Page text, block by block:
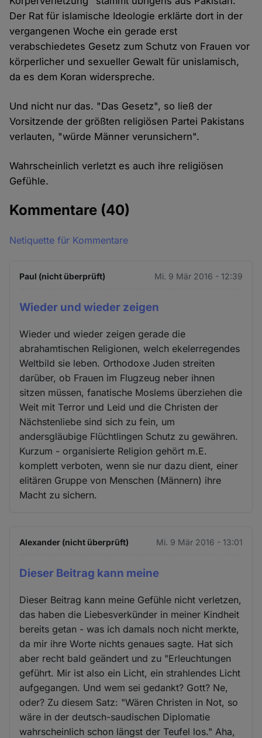
Der Rat für islamische Ideologie erklärte dort in der
vergangenen Woche ein gerade erst
verabschiedetes Gesetz zum Schutz von Frauen vor
körperlicher und sexueller Gewalt für unislamisch,
da es dem Koran widerspreche.
Und nicht nur das. "Das Gesetz", so ließ der
Vorsitzende der größten religiösen Partei Pakistans
verlauten, "würde Männer verunsichern".
Wahrscheinlich verletzt es auch ihre religiösen
Gefühle.
Kommentare (40)
Netiquette für Kommentare
Paul (nicht überprüft) Mi. 9 Mär 2016 - 12:39
Wieder und wieder zeigen
Wieder und wieder zeigen gerade die
abrahamtischen Religionen, welch ekelerregendes
Weltbild sie leben. Orthodoxe Juden streiten
darüber, ob Frauen im Flugzeug neber ihnen
sitzen müssen, fanatische Moslems überziehen die
Weit mit Terror und Leid und die Christen der
Nächstenliebe sind sich zu fein, um
andersgläubige Flüchtlingen Schutz zu gewähren.
Kurzum - organisierte Religion gehört m.E.
komplett verboten, wenn sie nur dazu dient, einer
elitären Gruppe von Menschen (Männern) ihre
Macht zu sichern.
Alexander (nicht überprüft) Mi. 9 Mär 2016 - 13:01
Dieser Beitrag kann meine
Dieser Beitrag kann meine Gefühle nicht verletzen,
das haben die Liebesverkünder in meiner Kindheit
bereits getan - was ich damals noch nicht merkte,
da mir ihre Worte nichts genaues sagte. Hat sich
aber recht bald geändert und zu "Erleuchtungen
geführt. Mir ist also ein Licht, ein strahlendes Licht
aufgegangen. Und wem sei gedankt? Gott? Ne,
oder? Zu diesem Satz: "Wären Christen in Not, so
wäre in der deutsch-saudischen Diplomatie
wahrscheinlich schon längst der Teufel los." Aha,